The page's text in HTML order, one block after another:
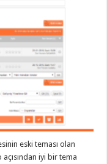
eski teması olan
iyi bir tema